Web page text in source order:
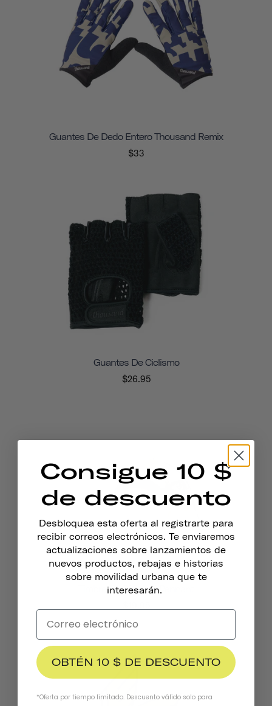
Guantes De Dedo Entero Thousand Remix
$33
Guantes De Ciclismo
$26.95
Timbre De Bicicleta Pennant
Consigue 10 $
de descuento
Desbloquea esta oferta al registrarte para
recibir correos electrónicos. Te enviaremos
actualizaciones sobre lanzamientos de
nuevos productos, rebajas e historias
sobre movilidad urbana que te
interesarán.
OBTÉN 10 $ DE DESCUENTO
*Oferta por tiempo limitado. Descuento válido solo para